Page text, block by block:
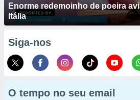
Enorme redemoinho de poeira
Itália
Siga-nos
O tempo no seu email